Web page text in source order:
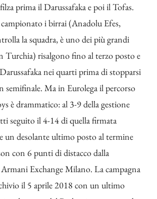
prima il Darussafaka e poi il Tofas.
i birrai (Anadolu Efes,
la squadra, è uno dei più grandi
Turchia) risalgono fino al terzo posto e
nei quarti prima di stopparsi
semifinale. Ma in Eurolega il percorso
è drammatico: al 3-9 della gestione
seguito il 4-14 di quella firmata
un desolante ultimo posto al termine
con 6 punti di distacco dalla
Exchange Milano. La campagna
il 5 aprile 2018 con un ultimo